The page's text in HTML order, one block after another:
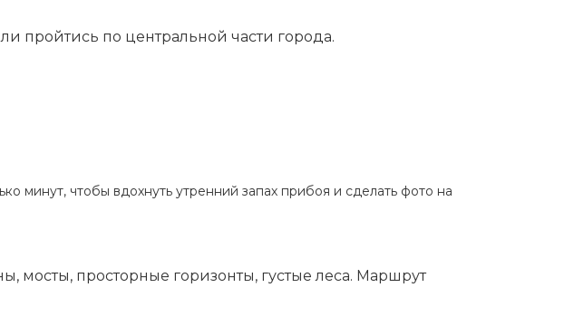
пройтись по центральной части города.
минут, чтобы вдохнуть утренний запах прибоя и сделать фото на
мосты, просторные горизонты, густые леса. Маршрут